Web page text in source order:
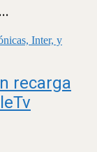
recarga